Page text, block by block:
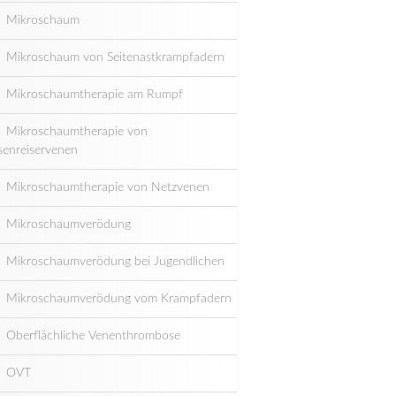
Mikroschaum
Mikroschaum von Seitenastkrampfadern
Mikroschaumtherapie am Rumpf
Mikroschaumtherapie von
Mikroschaumtherapie von Netzvenen
Mikroschaumverödung
Mikroschaumverödung bei Jugendlichen
Mikroschaumverödung vom Krampfadern
Oberflächliche Venenthrombose
OVT